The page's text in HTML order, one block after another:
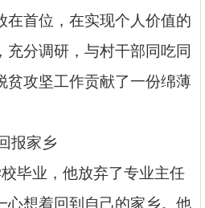
在首位，在实现个人价值的
充分调研，与村干部同吃同
贫攻坚工作贡献了一份绵薄
报家乡
毕业，他放弃了专业主任
心想着回到自己的家乡。他